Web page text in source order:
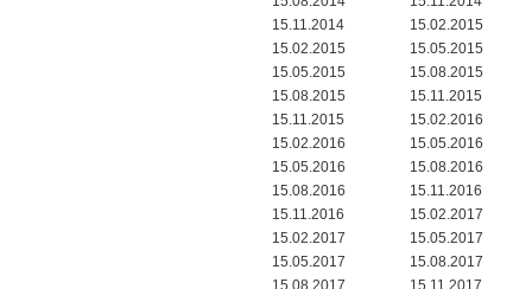
15.11.2014
15.02.2015
15.02.2015
15.05.2015
15.05.2015
15.08.2015
15.08.2015
15.11.2015
15.11.2015
15.02.2016
15.02.2016
15.05.2016
15.05.2016
15.08.2016
15.08.2016
15.11.2016
15.11.2016
15.02.2017
15.02.2017
15.05.2017
15.05.2017
15.08.2017
15.08.2017
15.11.2017